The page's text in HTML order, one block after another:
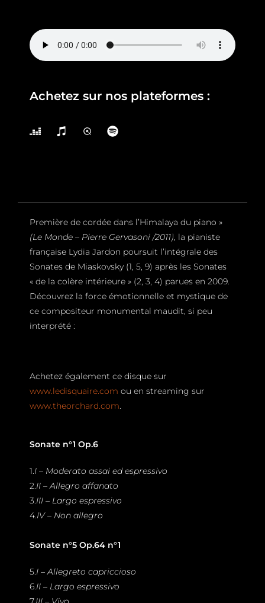
Achetez sur nos plateformes :
Première de cordée dans l’Himalaya du piano »
(Le Monde – Pierre Gervasoni /2011), la pianiste
française Lydia Jardon poursuit l’intégrale des
Sonates de Miaskovsky (1, 5, 9) après les Sonates
« de la colère intérieure » (2, 3, 4) parues en 2009.
Découvrez la force émotionnelle et mystique de
ce compositeur monumental maudit, si peu
interprété :
Achetez également ce disque sur
www.ledisquaire.com ou en streaming sur
www.theorchard.com.
Sonate n°1 Op.6
1.I – Moderato assai ed espressivo
2.II – Allegro affanato
3.III – Largo espressivo
4.IV – Non allegro
Sonate n°5 Op.64 n°1
5.I – Allegreto capriccioso
6.II – Largo espressivo